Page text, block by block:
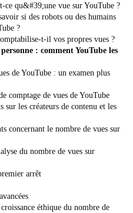
ce qu&#39;une vue sur YouTube ?
si des robots ou des humains
?
t-il vos propres vues ?
: comment YouTube les
de YouTube : un examen plus
comptage de vues de YouTube
les créateurs de contenu et les
concernant le nombre de vues sur
du nombre de vues sur
arrêt
éthique du nombre de